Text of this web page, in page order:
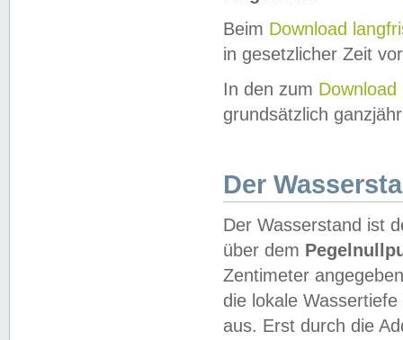
Beim Download
in gesetzlicher Zeit
In den zum Download
grundsätzlich
Der
Der Wasserstand ist
über dem
Zentimeter
die lokale
aus. Erst durch die